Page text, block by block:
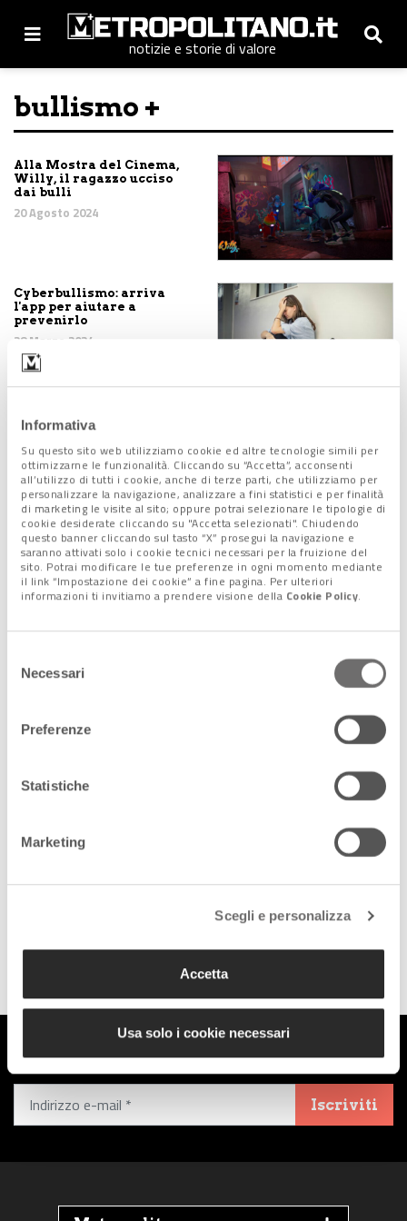
Informativa
Su questo sito web utilizziamo cookie ed altre tecnologie simili per
ottimizzarne le funzionalità. Cliccando su “Accetta”, acconsenti
all’utilizzo di tutti i cookie, anche di terze parti, che utilizziamo per
personalizzare la navigazione, analizzare a fini statistici e per finalità
di marketing le visite al sito; oppure potrai selezionare le tipologie di
cookie desiderate cliccando su "Accetta selezionati". Chiudendo
questo banner cliccando sul tasto “X” prosegui la navigazione e
saranno attivati solo i cookie tecnici necessari per la fruizione del
sito. Potrai modificare le tue preferenze in ogni momento mediante
il link “Impostazione dei cookie” a fine pagina. Per ulteriori
informazioni ti invitiamo a prendere visione della Cookie Policy.
delNecessari
Preferenze
Statistiche
Marketing
Scegli e personalizza
Accetta
Usa solo i cookie necessari
notizie e storie di valore
bullismo +
Alla Mostra del Cinema,
Willy, il ragazzo ucciso
dai bulli
20 Agosto 2024
Cyberbullismo: arriva
l'app per aiutare a
prevenirlo
28 Marzo 2024
Tutti insieme contro
bullismo e cyberbullismo
18 Ottobre 2023
Scuola, Valditara:
rivedere voti in condotta
e sospensioni
30 Giugno 2023
Seguici sui nostri canali
social:
Follow us on Facebook
Follow us on Instagram
Iscriviti alla Newsletter
Iscriviti